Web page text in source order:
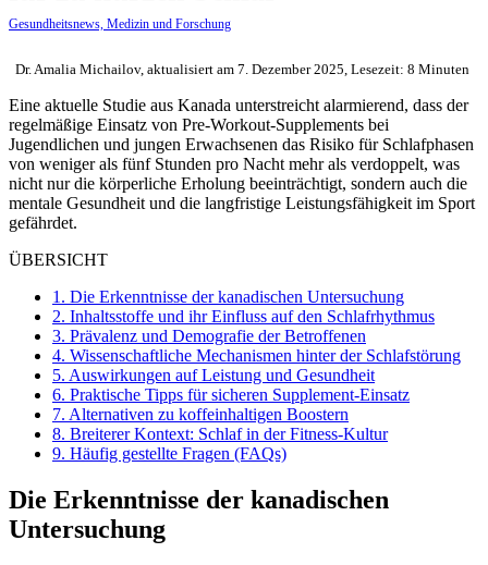
Gesundheitsnews, Medizin und Forschung
Dr. Amalia Michailov, aktualisiert am 7. Dezember 2025, Lesezeit: 8 Minuten
Eine aktuelle Studie aus Kanada unterstreicht alarmierend, dass der
regelmäßige Einsatz von Pre-Workout-Supplements bei
Jugendlichen und jungen Erwachsenen das Risiko für Schlafphasen
von weniger als fünf Stunden pro Nacht mehr als verdoppelt, was
nicht nur die körperliche Erholung beeinträchtigt, sondern auch die
mentale Gesundheit und die langfristige Leistungsfähigkeit im Sport
gefährdet.
ÜBERSICHT
1. Die Erkenntnisse der kanadischen Untersuchung
2. Inhaltsstoffe und ihr Einfluss auf den Schlafrhythmus
3. Prävalenz und Demografie der Betroffenen
4. Wissenschaftliche Mechanismen hinter der Schlafstörung
5. Auswirkungen auf Leistung und Gesundheit
6. Praktische Tipps für sicheren Supplement-Einsatz
7. Alternativen zu koffeinhaltigen Boostern
8. Breiterer Kontext: Schlaf in der Fitness-Kultur
9. Häufig gestellte Fragen (FAQs)
Die Erkenntnisse der kanadischen
Untersuchung